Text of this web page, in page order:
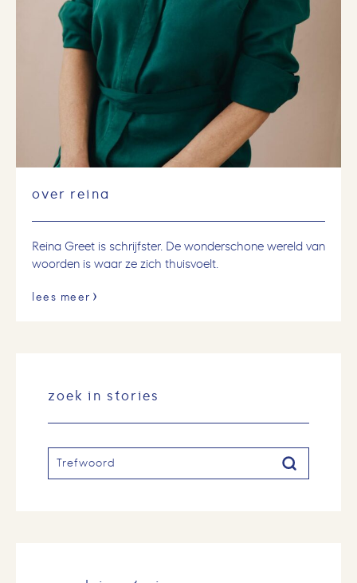
over reina
Reina Greet is schrijfster. De wonderschone wereld van
woorden is waar ze zich thuisvoelt.
lees meer
zoek in stories
Zoeken
Zoeken